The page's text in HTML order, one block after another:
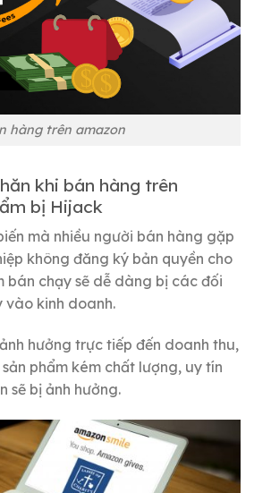
hàng trên amazon
khi bán hàng trên
bị Hijack
mà nhiều người bán hàng gặp
không đăng ký bản quyền cho
bán chạy sẽ dễ dàng bị các đối
vào kinh doanh.
hưởng trực tiếp đến doanh thu,
phẩm kém chất lượng, uy tín
sẽ bị ảnh hưởng.